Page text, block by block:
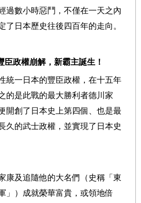
過數小時惡鬥，不僅在一天之內
了日本歷史往後四百年的走向。
政權崩解，新霸主誕生！
統一日本的豐臣政權，在十五年
的是此戰的最大勝利者德川家
開創了日本史上第四個、也是最
久的武士政權，並實現了日本史
康及追隨他的大名們（史稱「東
」）成就榮華富貴，或領地倍